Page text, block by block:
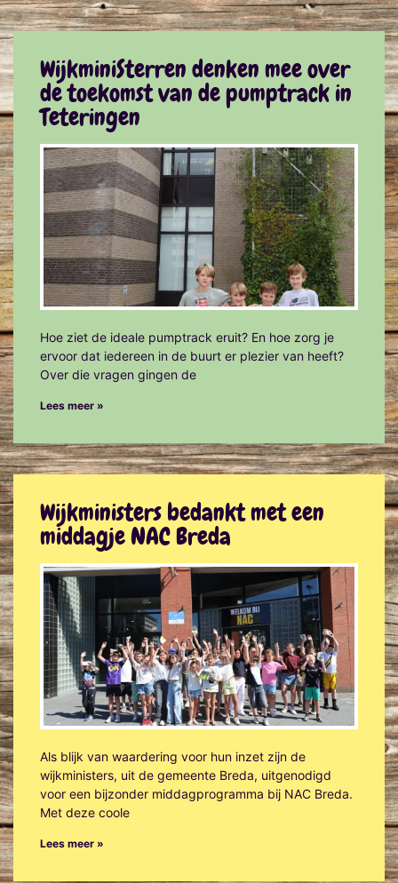
WijkminiSterren denken mee over
de toekomst van de pumptrack in
Teteringen
Hoe ziet de ideale pumptrack eruit? En hoe zorg je
ervoor dat iedereen in de buurt er plezier van heeft?
Over die vragen gingen de
Lees meer »
Wijkministers bedankt met een
middagje NAC Breda
Als blijk van waardering voor hun inzet zijn de
wijkministers, uit de gemeente Breda, uitgenodigd
voor een bijzonder middagprogramma bij NAC Breda.
Met deze coole
Lees meer »